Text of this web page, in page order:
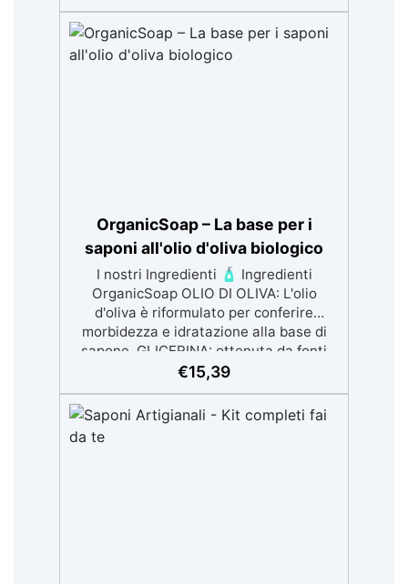
pelle morbida e curata. ✅
Personalizzazione facile: Aggiungi
coloranti e fragranze per creare saponi
OrganicSoap – La base per i
saponi all'olio d'oliva biologico
I nostri Ingredienti 🧴 Ingredienti
OrganicSoap OLIO DI OLIVA: L'olio
d'oliva è riformulato per conferire
morbidezza e idratazione alla base di
sapone. GLICERINA: ottenuta da fonti
sostenibili come l’Olio di Colza, è un
Nel sapone, è ottimo perché aiuta a
trattenere l'umidità vicino alla pelle,
rendendo il sapone idratante.
€15,39